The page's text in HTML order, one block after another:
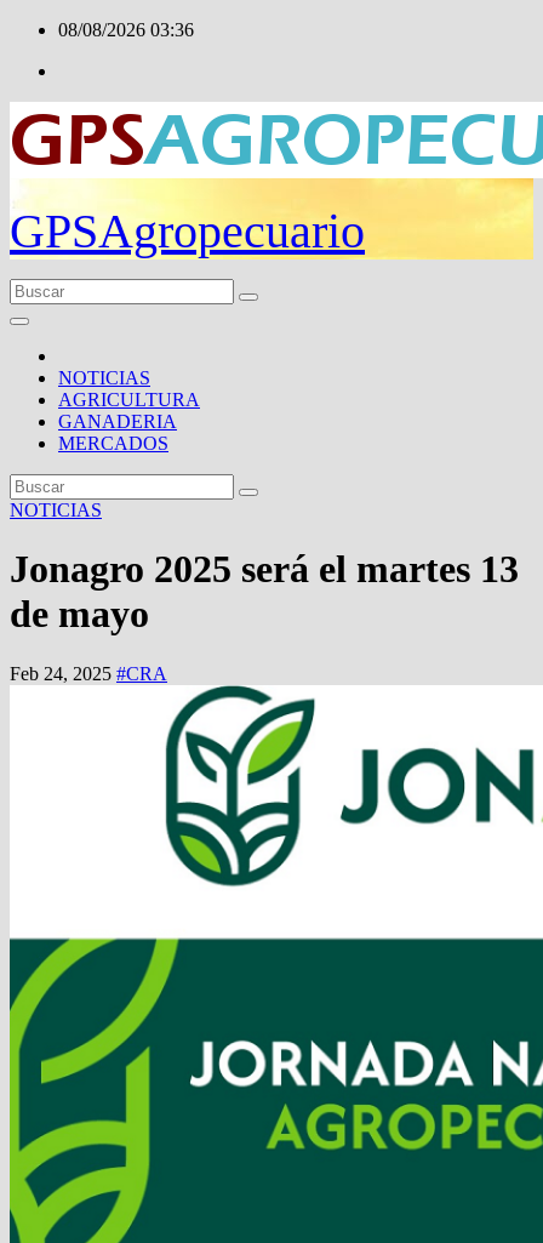
contenido
08/08/2026 03:36
GPSAgropecuario
NOTICIAS
AGRICULTURA
GANADERIA
MERCADOS
NOTICIAS
Jonagro 2025 será el martes 13
de mayo
Feb 24, 2025 #CRA